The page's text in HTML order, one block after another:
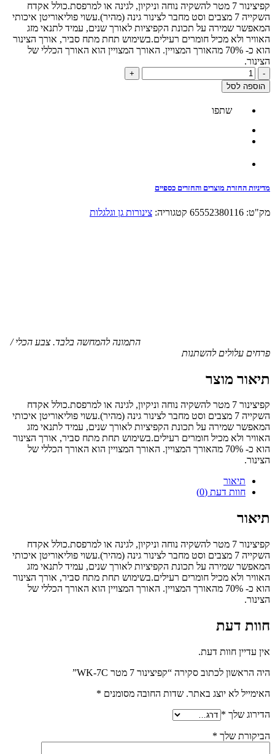
קפיצינור 7 מטר להשקיה נוחה וניקיון, לגינה או למרפסת.כולל אקדח
השקייה 7 מצבים וסט מחבר לצינור גינה (מהיר).עשוי פוליאוריטן איכותי
המאפשר שמירה על תכונת הקפיציות לאורך שנים, עמיד לתנאי מזג
האוויר ולא מכיל חומרים רעילים.בשימוש תחת מתח סביר, אורך הצינור
הוא כ- 70% מהאורך המצויין. האורך המצויין הוא האורך הכללי של
הצינור.
-
כמות
של
קפיצינור
מטר
WK-
7C
+
הוספה לסל
שתפו
מדיניות החזרת מוצרים והחזרים כספיים
מק"ט: 65552380116 קטגוריה: צינורות גן וגלגלות
התמונה להמחשה בלבד. צבע הכלי /
פרחים עלולים להשתנות
תיאור מוצר
קפיצינור 7 מטר להשקיה נוחה וניקיון, לגינה או למרפסת.כולל אקדח
השקייה 7 מצבים וסט מחבר לצינור גינה (מהיר).עשוי פוליאוריטן איכותי
המאפשר שמירה על תכונת הקפיציות לאורך שנים, עמיד לתנאי מזג
האוויר ולא מכיל חומרים רעילים.בשימוש תחת מתח סביר, אורך הצינור
הוא כ- 70% מהאורך המצויין. האורך המצויין הוא האורך הכללי של
הצינור.
תיאור
חוות דעת (0)
תיאור
קפיצינור 7 מטר להשקיה נוחה וניקיון, לגינה או למרפסת.כולל אקדח
השקייה 7 מצבים וסט מחבר לצינור גינה (מהיר).עשוי פוליאוריטן איכותי
המאפשר שמירה על תכונת הקפיציות לאורך שנים, עמיד לתנאי מזג
האוויר ולא מכיל חומרים רעילים.בשימוש תחת מתח סביר, אורך הצינור
הוא כ- 70% מהאורך המצויין. האורך המצויין הוא האורך הכללי של
הצינור.
חוות דעת
אין עדיין חוות דעת.
היה הראשון לכתוב סקירה “קפיצינור 7 מטר WK-7C”
האימייל לא יוצג באתר. שדות החובה מסומנים *
הדירוג שלך *
הביקורת שלך *